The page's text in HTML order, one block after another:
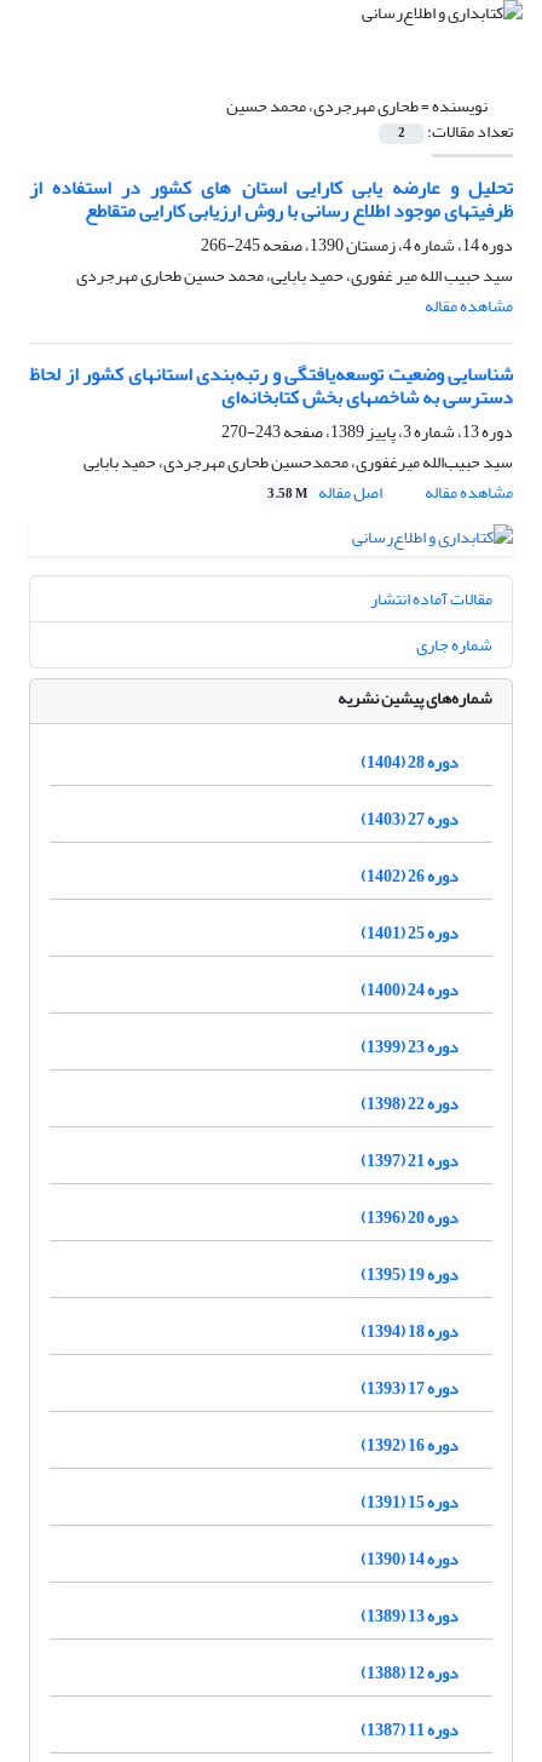
نویسنده =طحاری مهرجردی، محمد حسین
تعداد مقالات: 2
تحلیل و عارضه یابی کارایی استان های کشور در استفاده از
ظرفیتهای موجود اطلاع رسانی با روش ارزیابی کارایی متقاطع
دوره 14، شماره 4، زمستان 1390، صفحه
245-266
سید حبیب الله میر غفوری، حمید بابایی، محمد حسین طحاری مهرجردی
مشاهده مقاله
شناسایی وضعیت توسعه‌یافتگی و رتبه‌بندی استانهای کشور از لحاظ
دسترسی به شاخصهای بخش کتابخانه‌ای
دوره 13، شماره 3، پاییز 1389، صفحه
243-270
سید حبیب‌الله میرغفوری، محمدحسین طحاری مهرجردی، حمید بابایی
مشاهده مقاله
اصل مقاله 3.58 M
مقالات آماده انتشار
شماره جاری
شماره‌های پیشین نشریه
دوره 28 (1404)
دوره 27 (1403)
دوره 26 (1402)
دوره 25 (1401)
دوره 24 (1400)
دوره 23 (1399)
دوره 22 (1398)
دوره 21 (1397)
دوره 20 (1396)
دوره 19 (1395)
دوره 18 (1394)
دوره 17 (1393)
دوره 16 (1392)
دوره 15 (1391)
دوره 14 (1390)
دوره 13 (1389)
دوره 12 (1388)
دوره 11 (1387)